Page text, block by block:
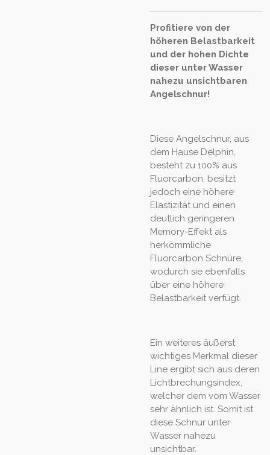
Profitiere von der
höheren Belastbarkeit
und der hohen Dichte
dieser unter Wasser
nahezu unsichtbaren
Angelschnur!
Diese Angelschnur, aus
dem Hause Delphin,
besteht zu 100% aus
Fluorcarbon, besitzt
jedoch eine höhere
Elastizität und einen
deutlich geringeren
Memory-Effekt als
herkömmliche
Fluorcarbon Schnüre,
wodurch sie ebenfalls
über eine höhere
Belastbarkeit verfügt.
Ein weiteres äußerst
wichtiges Merkmal dieser
Line ergibt sich aus deren
Lichtbrechungsindex,
welcher dem vom Wasser
sehr ähnlich ist. Somit ist
diese Schnur unter
Wasser nahezu
unsichtbar.